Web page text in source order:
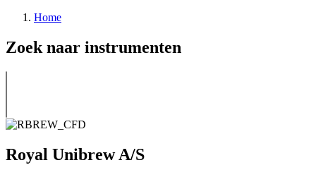
Home
Zoek naar instrumenten
Royal Unibrew A/S